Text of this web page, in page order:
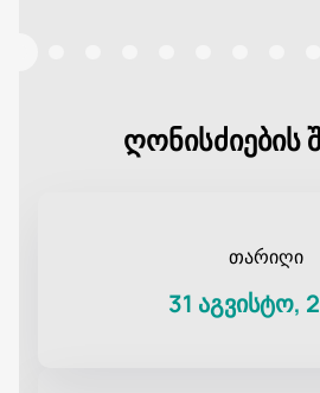
ღონისძიების
თარიღი
31 აგვისტო,